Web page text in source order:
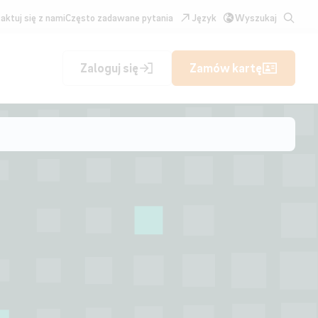
się z namiCzęsto zadawane pytania Język Wyszukaj
Zaloguj się Zamów kartę